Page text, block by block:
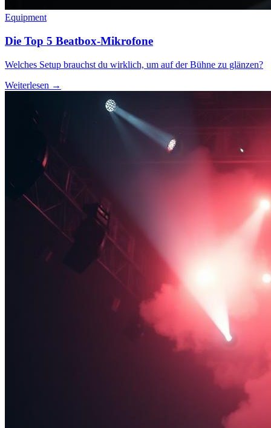
Equipment
Die Top 5 Beatbox-Mikrofone
Welches Setup brauchst du wirklich, um auf der Bühne zu glänzen?
Weiterlesen →